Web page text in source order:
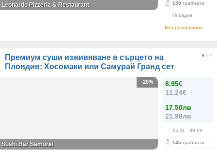
159 грабнати
Пловдив
Без резервация
Leonardo Pizzeria & Restaurant.
Премиум суши изживяване в сърцето на
Пловдив: Хосомаки или Самурай Гранд сет
8.95€
11.24€
17.50лв
21.98лв
15.11 - 30.09
145 грабнати
-20%
Sushi Bar Samurai